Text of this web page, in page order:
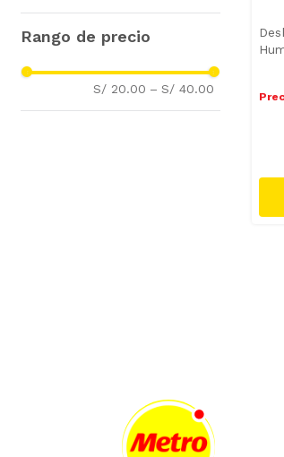
S/ 20.00 – S/ 40.00